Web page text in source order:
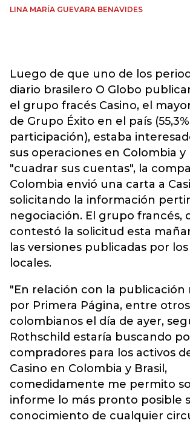
LINA MARÍA GUEVARA BENAVIDES
Luego de que uno de los
diario brasilero O Globo
el grupo fracés Casino, el
de Grupo Éxito en el país
participación), estaba
sus operaciones en Colombia y
"cuadrar sus cuentas", la
Colombia envió una carta a
solicitando la información
negociación. El grupo francés,
contestó la solicitud esta
las versiones publicadas por
locales.
"En relación con la publicación
por Primera Página, entre
colombianos el día de ayer,
Rothschild estaría buscando
compradores para los activos
Casino en Colombia y Brasil,
comedidamente me permito
informe lo más pronto posible
conocimiento de cualquier